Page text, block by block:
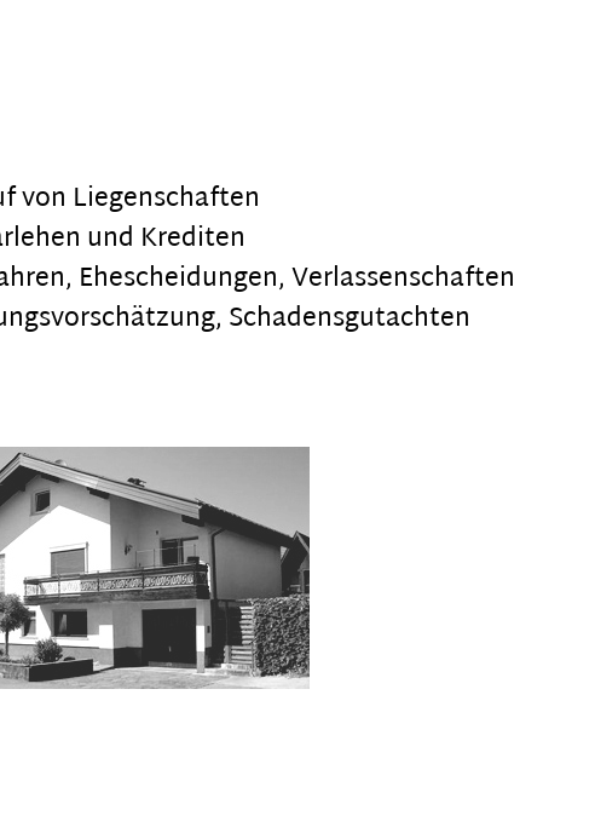
von Liegenschaften
und Krediten
Ehescheidungen, Verlassenschaften
Schadensgutachten